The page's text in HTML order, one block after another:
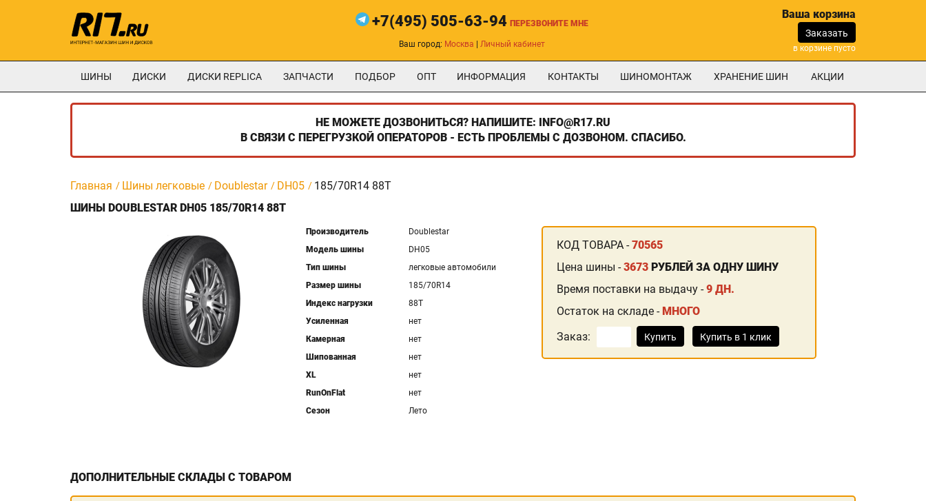
+7(495) 505-63-94 ПЕРЕЗВОНИТЕ МНЕ
Ваш город: Москва Личный кабинет
Ваша корзина
Заказать
в корзине пусто
ШИНЫ ДИСКИ ДИСКИ REPLICA ЗАПЧАСТИ ПОДБОР ОПТ ИНФОРМАЦИЯ КОНТАКТЫ ШИНОМОНТАЖ ХРАНЕНИЕ ШИН АКЦИИ
НЕ МОЖЕТЕ ДОЗВОНИТЬСЯ? НАПИШИТЕ: INFO@R17.RU
В СВЯЗИ С ПЕРЕГРУЗКОЙ ОПЕРАТОРОВ - ЕСТЬ ПРОБЛЕМЫ С ДОЗВОНОМ. СПАСИБО.
Главная Шины легковые Doublestar DH05
185/70R14 88T
ШИНЫ DOUBLESTAR DH05 185/70R14 88T
Производитель
Doublestar
Модель шины
DH05
Тип шины
легковые автомобили
Размер шины
185/70R14
Индекс нагрузки
88T
Усиленная
нет
Камерная
нет
Шипованная
нет
XL
нет
RunOnFlat
нет
Сезон
Лето
КОД ТОВАРА -70565
Цена шины -3673 РУБЛЕЙ ЗА ОДНУ ШИНУ
Время поставки на выдачу -9 ДН.
Остаток на складе -МНОГО
Заказ:
Купить Купить в 1 клик
ДОПОЛНИТЕЛЬНЫЕ СКЛАДЫ С ТОВАРОМ